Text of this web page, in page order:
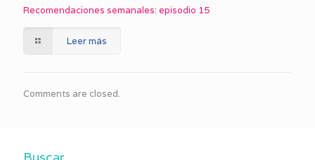
Recomendaciones semanales: episodio 15
Leer más
Comments are closed.